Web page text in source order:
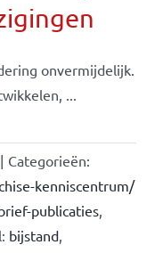
onvermijdelijk.
...
| Categorieën:
kenniscentrum/
publicaties,
bijstand,